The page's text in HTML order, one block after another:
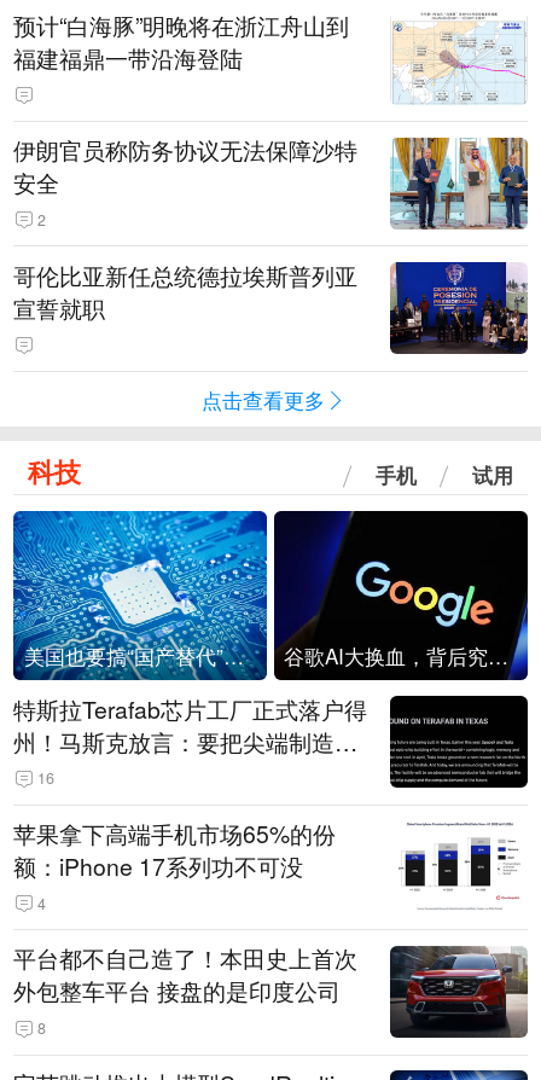
预计“白海豚”明晚将在浙江舟山到
福建福鼎一带沿海登陆
伊朗官员称防务协议无法保障沙特
安全
2
哥伦比亚新任总统德拉埃斯普列亚
宣誓就职
点击查看更多
科技 手机 试用
美国也要搞“国产替代”？先算清三笔账 谷歌AI大换血，背后究竟发生了什么？
特斯拉Terafab芯片工厂正式落户得
州！马斯克放言：要把尖端制造带
回美国
16
苹果拿下高端手机市场65%的份
额：iPhone 17系列功不可没
4
平台都不自己造了！本田史上首次
外包整车平台 接盘的是印度公司
8